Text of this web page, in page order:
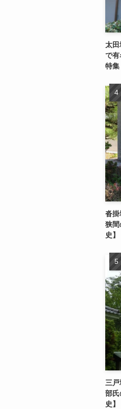
太田
で有
特集
沓掛
狭間
史】
三
部氏
史】